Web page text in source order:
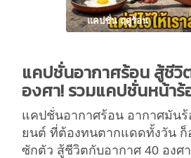
แคปชั่น ฤดูร้อน
แคปชั่นอากาศร้อน สู้ชี
องศา! รวมแคปชั่นหน้าร้
แคปชั่นอากาศร้อน อากาศมัน
ยนต์ ที่ต้องทนตากแดดทั้งวัน
ซักตัว สู้ชีวิตกับอากาศ 40 องศ